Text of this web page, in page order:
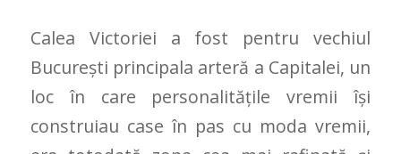
Calea Victoriei a fost pentru vechiul
București principala arteră a Capitalei, un
loc în care personalitățile vremii își
construiau case în pas cu moda vremii,